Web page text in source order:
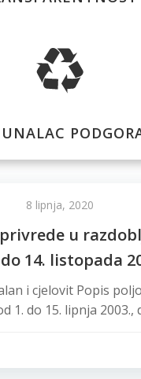
8 lipnja, 2020
u
14. listopada
i cjelovit Popis
1. do 15. lipnja 2003.,